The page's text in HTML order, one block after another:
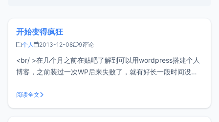
开始变得疯狂
个人 2013-12-08 9评论
<br/ >在几个月之前在贴吧了解到可以用wordpress搭建个人
博客，之前装过一次WP后来失败了，就有好长一段时间没有
个人博客的教程，突然心血来潮，产生了强烈的兴趣，并不断
的尝试。在网上搜了很多的教程，从安装到修改，以
阅读全文